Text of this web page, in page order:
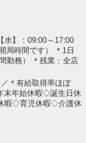
水】：09:00～17:00
局時間です） ＊1日
勤務） ＊残業：全店
＊有給取得率ほぼ
年始休暇◇誕生日休
暇◇育児休暇◇介護休